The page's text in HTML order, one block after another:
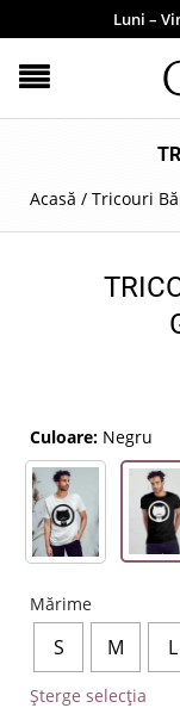
Luni –
Acasă / Tricouri
Culoare: Negru
Mărime
S M L
Șterge selecția